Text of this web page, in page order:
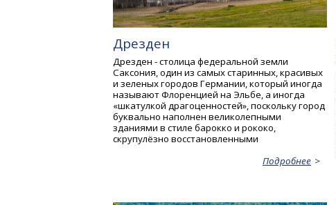
Дрезден
Дрезден - столица федеральной земли
Саксония, один из самых старинных, красивых
и зеленых городов Германии, который иногда
называют Флоренцией на Эльбе, а иногда
«шкатулкой драгоценностей», поскольку город
буквально наполнен великолепными
зданиями в стиле барокко и рококо,
скрупулёзно восстановленными
Подробнее